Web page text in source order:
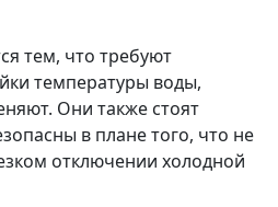
тем, что требуют
температуры воды,
Они также стоят
в плане того, что не
отключении холодной